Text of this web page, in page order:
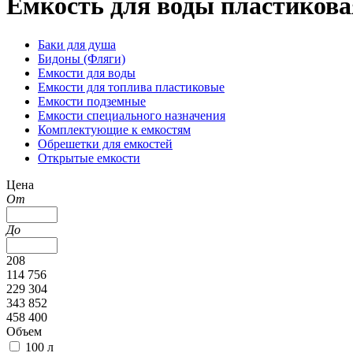
Емкость для воды
Баки для душа
Бидоны (Фляги)
Емкости для воды
Емкости для топлива пластиковые
Емкости подземные
Емкости специального назначения
Комплектующие к емкостям
Обрешетки для емкостей
Открытые емкости
Цена
От
До
208
114 756
229 304
343 852
458 400
Объем
100 л